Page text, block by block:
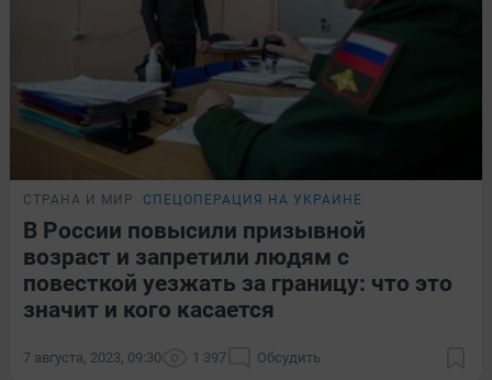
СТРАНА И МИР СПЕЦОПЕРАЦИЯ НА УКРАИНЕ
В России повысили призывной
возраст и запретили людям с
повесткой уезжать за границу: что это
значит и кого касается
7 августа, 2023, 09:30 1 397 Обсудить